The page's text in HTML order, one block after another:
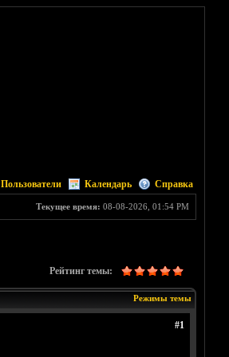
Пользователи Календарь Справка
Текущее время: 08-08-2026, 01:54 PM
Рейтинг темы:
Режимы темы
#1